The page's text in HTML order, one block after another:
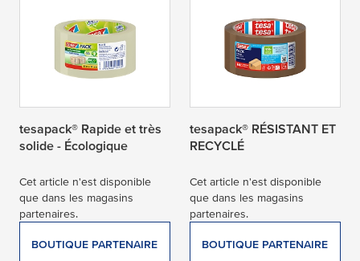
tesapack® Rapide et très
solide - Écologique
Cet article n'est disponible
que dans les magasins
partenaires.
BOUTIQUE PARTENAIRE
tesapack® RÉSISTANT ET
RECYCLÉ
Cet article n'est disponible
que dans les magasins
partenaires.
BOUTIQUE PARTENAIRE